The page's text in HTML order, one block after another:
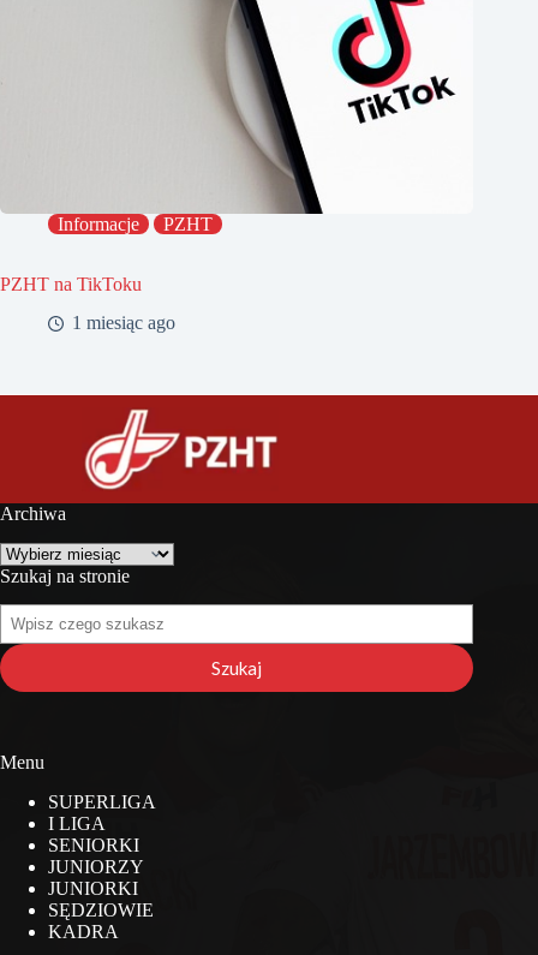
Informacje PZHT
PZHT na TikToku
1 miesiąc ago
Archiwa
Archiwa
Szukaj na stronie
Szukaj
na
stronie
Szukaj
Menu
SUPERLIGA
I LIGA
SENIORKI
JUNIORZY
JUNIORKI
SĘDZIOWIE
KADRA